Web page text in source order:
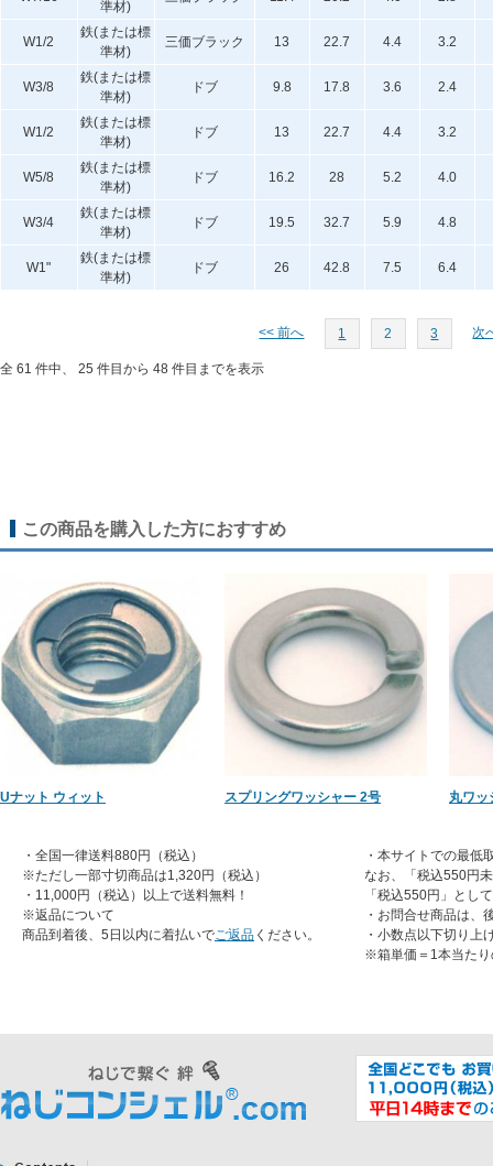
準材)
W1/2
鉄(または標
準材)
三価ブラック 13 22.7 4.4 3.2
W3/8
鉄(または標
準材)
ドブ 9.8 17.8 3.6 2.4
W1/2
鉄(または標
準材)
ドブ 13 22.7 4.4 3.2
W5/8
鉄(または標
準材)
ドブ 16.2 28 5.2 4.0
W3/4
鉄(または標
準材)
ドブ 19.5 32.7 5.9 4.8
W1"
鉄(または標
準材)
ドブ 26 42.8 7.5 6.4
<< 前へ 1 2 3 次
全 61 件中、 25 件目から 48 件目までを表示
この商品を購入した方におすすめ
Uナット ウィット スプリングワッシャー 2号 丸ワッ
・全国一律送料880円（税込）
※ただし一部寸切商品は1,320円（税込）
・11,000円（税込）以上で送料無料！
※返品について
商品到着後、5日以内に着払いでご返品 ください。
・本サイトでの最低
なお、「税込550円
「税込550円」とし
・お問合せ商品は、
・小数点以下切り上
※箱単価＝1本当たり